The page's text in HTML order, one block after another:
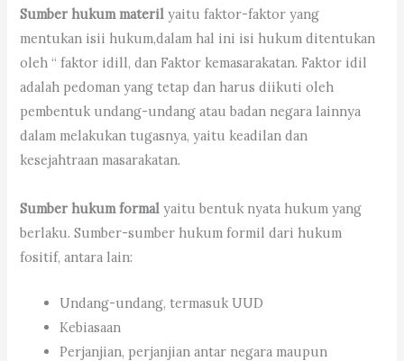
Sumber hukum materilyaitu faktor-faktor yang
mentukan isii hukum,dalam hal ini isi hukum ditentukan
oleh “ faktor idill, dan Faktor kemasarakatan. Faktor idil
adalah pedoman yang tetap dan harus diikuti oleh
pembentuk undang-undang atau badan negara lainnya
dalam melakukan tugasnya, yaitu keadilan dan
kesejahtraan masarakatan.
Sumber hukum formalyaitu bentuk nyata hukum yang
berlaku. Sumber-sumber hukum formil dari hukum
fositif, antara lain:
Undang-undang, termasuk UUD
Kebiasaan
Perjanjian, perjanjian antar negara maupun